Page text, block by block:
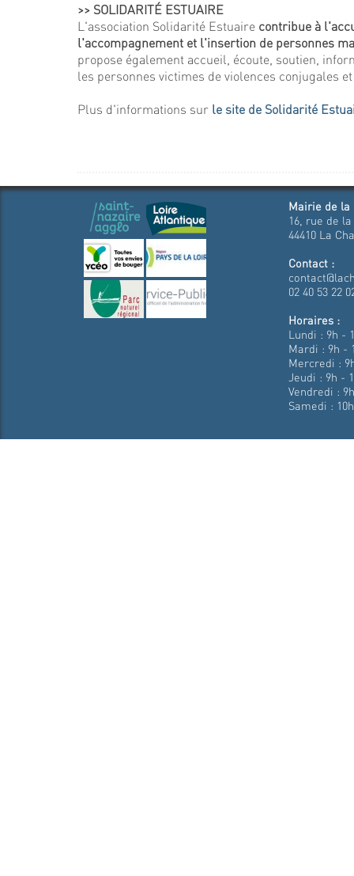
>> SOLIDARITÉ ESTUAIRE
L'association Solidarité Estuaire contribue à
l'accompagnement et l'insertion de personnes
propose également accueil, écoute, soutien,
les personnes victimes de violences conjugales
Plus d'informations sur le site de Solidarité
Mairie de la
16, rue de
44410 La
Contact :
02 40 53 22
Horaires :
Lundi : 9h -
Mardi : 9h -
Mercredi :
Jeudi : 9h -
Vendredi :
Samedi :